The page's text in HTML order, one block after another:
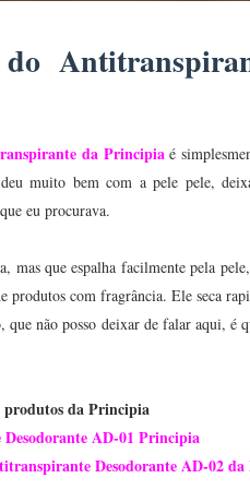
do
da Principia é
muito bem com a pele pele,
eu procurava.
mas que espalha facilmente pela
produtos com fragrância. Ele seca
que não posso deixar de falar aqui, é
produtos da Principia
AD-01 Principia
Desodorante AD-02